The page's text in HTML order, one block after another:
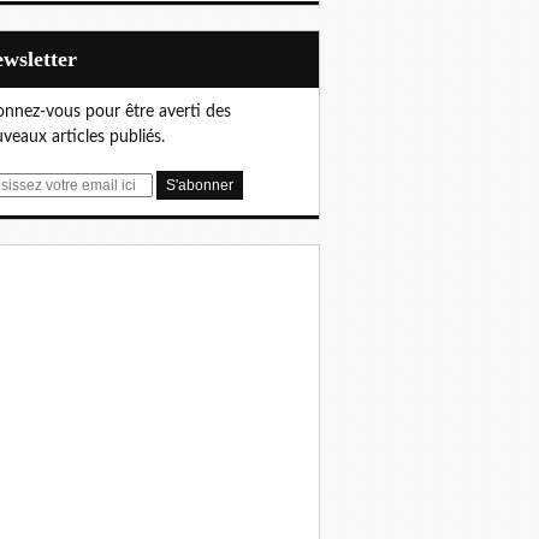
vous pour être averti des
articles publiés.